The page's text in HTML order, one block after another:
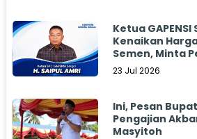
Ketua
Kenaikan
Semen, Minta
Bertindak
23 Jul 2026
Ini, Pesan
Pengajian
Masyitoh